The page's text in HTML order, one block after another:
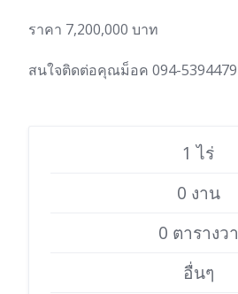
ราคา 7,200,000 บาท
สนใจติดต่อคุณม็อค 094-5394479
1 ไร่
0 งาน
0 ตารางวา
อื่นๆ